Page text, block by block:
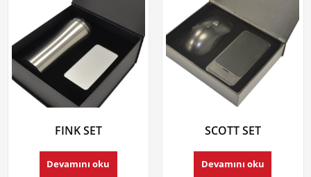
FINK SET
Devamını oku
SCOTT SET
Devamını oku